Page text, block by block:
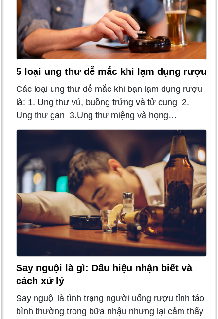
5 loại ung thư dễ mắc khi lạm dụng rượu
Các loại ung thư dễ mắc khi bạn lạm dụng rượu
là: 1. Ung thư vú, buồng trứng và tử cung 2.
Ung thư gan 3.Ung thư miệng và họng…
Say nguội là gì: Dấu hiệu nhận biết và
cách xử lý
Say nguội là tình trạng người uống rượu tỉnh táo
bình thường trong bữa nhậu nhưng lại cảm thấy